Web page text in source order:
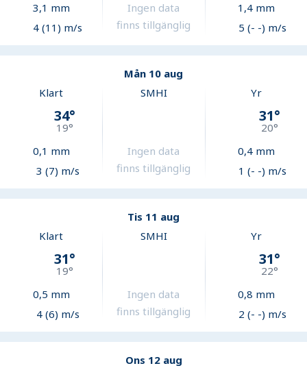
3,1 mm
4 (11) m/s
Ingen data
finns tillgänglig
1,4mm
5 (- -) m/s
Mån 10 aug
Klart
34°
19°
0,1 mm
3 (7) m/s
SMHI
Ingen data
finns tillgänglig
Yr
31°
20°
0,4mm
1 (- -) m/s
Tis 11 aug
Klart
31°
19°
0,5 mm
4 (6) m/s
SMHI
Ingen data
finns tillgänglig
Yr
31°
22°
0,8 mm
2 (- -) m/s
Ons 12 aug